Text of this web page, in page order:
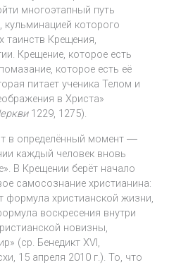
многоэтапный путь
которого
таинств Крещения,
Крещение, которое есть
которое есть её
питает ученика Телом и
в Христа»
1229, 1275).
в определённый момент ―
каждый человек вновь
В Крещении берёт начало
самосознание христианина:
формула христианской жизни,
воскресения внутри
новизны,
(ср. Бенедикт XVI,
15 апреля 2010 г.). То, что